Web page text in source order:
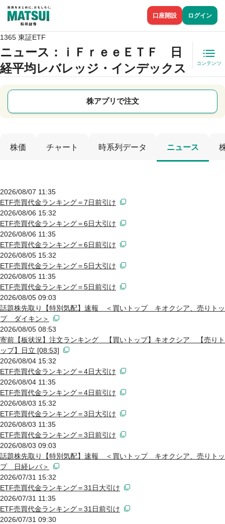
口座開設 ログイン
1365 東証ETF
ニュース ：ｉＦｒｅｅＥＴＦ 日
経平均レバレッジ・インデックス
コンテンツ
株アプリで注文
株価 チャート 時系列データ ニュース
2026/08/07 11:35
ETF売買代金ランキング＝7日前引け
2026/08/06 15:32
ETF売買代金ランキング＝6日大引け
2026/08/06 11:35
ETF売買代金ランキング＝6日前引け
2026/08/05 15:32
ETF売買代金ランキング＝5日大引け
2026/08/05 11:35
ETF売買代金ランキング＝5日前引け
2026/08/05 09:03
話題株先取り【特別気配】速報 ＜買いトップ キオクシア、売りトッ
プ ダイキン＞
2026/08/05 08:53
寄前【板状況】注文ランキング 【買いトップ】キオクシア 【売りト
ップ】日立 [08:53]
2026/08/04 15:32
ETF売買代金ランキング＝4日大引け
2026/08/04 11:35
ETF売買代金ランキング＝4日前引け
2026/08/03 15:32
ETF売買代金ランキング＝3日大引け
2026/08/03 11:35
ETF売買代金ランキング＝3日前引け
2026/08/03 09:03
話題株先取り【特別気配】速報 ＜買いトップ キオクシア、売りトッ
プ 日経レバ＞
2026/07/31 15:32
ETF売買代金ランキング＝31日大引け
2026/07/31 11:35
ETF売買代金ランキング＝31日前引け
2026/07/31 09:30